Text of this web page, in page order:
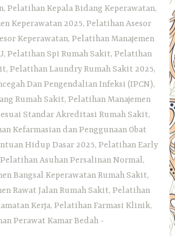
Pelatihan Kepala Bidang Keperawatan,
Keperawatan 2025, Pelatihan Asesor
Keperawatan, Pelatihan Manajemen
Pelatihan Spi Rumah Sakit, Pelatihan
Pelatihan Laundry Rumah Sakit 2025,
Dan Pengendalian Infeksi (IPCN),
Rumah Sakit, Pelatihan Manajemen
Standar Akreditasi Rumah Sakit,
Kefarmasian dan Penggunaan Obat
Hidup Dasar 2025, Pelatihan Early
Asuhan Persalinan Normal,
Bangsal Keperawatan Rumah Sakit,
Rawat Jalan Rumah Sakit, Pelatihan
Kerja, Pelatihan Farmasi Klinik,
Perawat Kamar Bedah